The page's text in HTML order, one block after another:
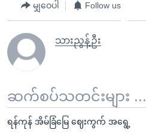
မျှဝေပါ Follow us
သားညွန့်ဦး
ဆက်စပ်သတင်းများ ...
ရန်ကုန် အိမ်ခြံမြေ ဈေးကွက် အရွေ့